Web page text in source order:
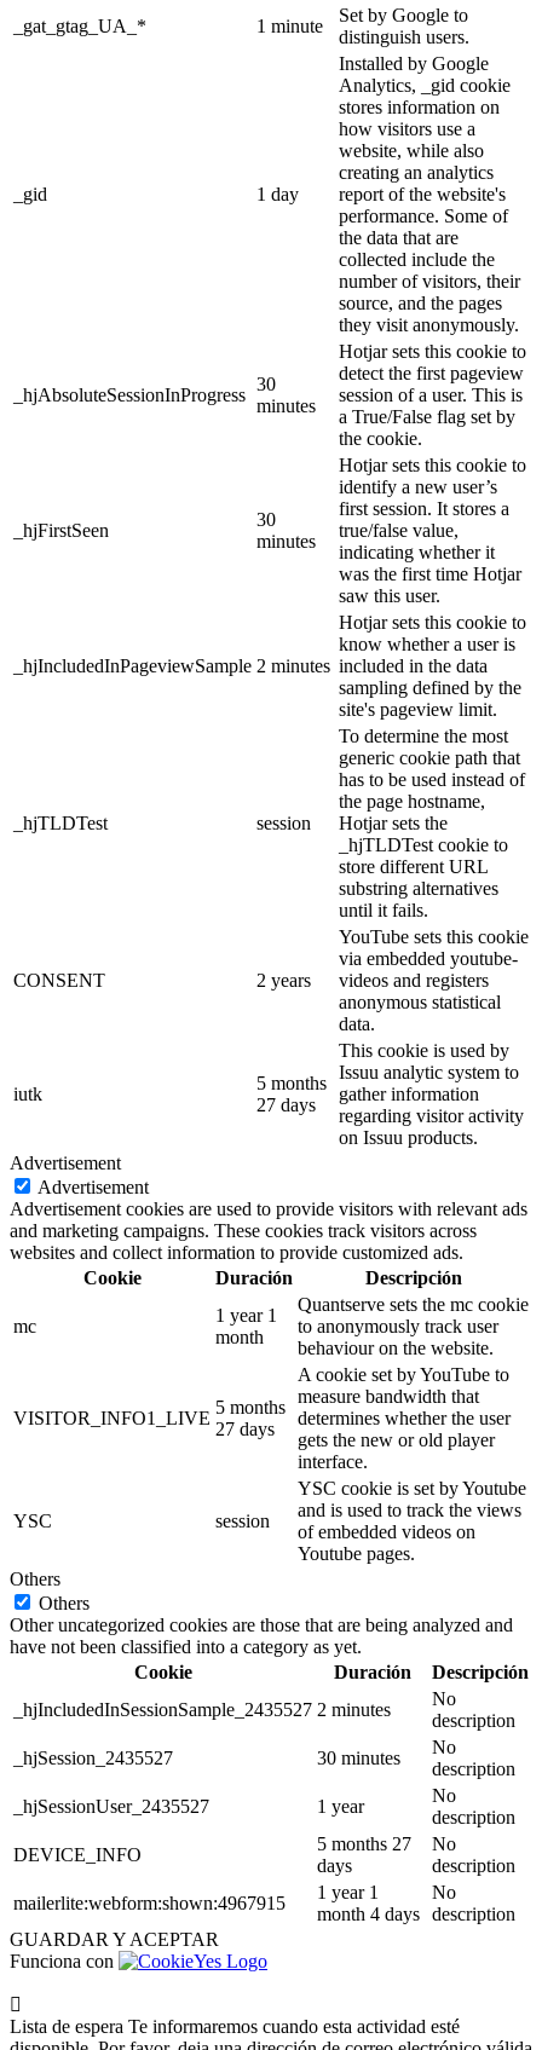
_gat_gtag_UA_*
1 minute
Set by Google to
distinguish users.
_gid 1 day
Installed by Google
Analytics, _gid cookie
stores information on
how visitors use a
website, while also
creating an analytics
report of the website's
performance. Some of
the data that are
collected include the
number of visitors, their
source, and the pages
they visit anonymously.
_hjAbsoluteSessionInProgress
30
minutes
Hotjar sets this cookie to
detect the first pageview
session of a user. This is
a True/False flag set by
the cookie.
_hjFirstSeen
30
minutes
Hotjar sets this cookie to
identify a new user’s
first session. It stores a
true/false value,
indicating whether it
was the first time Hotjar
saw this user.
_hjIncludedInPageviewSample 2 minutes
Hotjar sets this cookie to
know whether a user is
included in the data
sampling defined by the
site's pageview limit.
_hjTLDTest session
To determine the most
generic cookie path that
has to be used instead of
the page hostname,
Hotjar sets the
_hjTLDTest cookie to
store different URL
substring alternatives
until it fails.
CONSENT 2 years
YouTube sets this cookie
via embedded youtube-
videos and registers
anonymous statistical
data.
iutk
5 months
27 days
This cookie is used by
Issuu analytic system to
gather information
regarding visitor activity
on Issuu products.
Advertisement
Advertisement
Advertisement cookies are used to provide visitors with relevant ads
and marketing campaigns. These cookies track visitors across
websites and collect information to provide customized ads.
Cookie
Duración Descripción
mc
1 year 1
month
Quantserve sets the mc cookie
to anonymously track user
behaviour on the website.
VISITOR_INFO1_LIVE
5 months
27 days
A cookie set by YouTube to
measure bandwidth that
determines whether the user
gets the new or old player
interface.
YSC session
YSC cookie is set by Youtube
and is used to track the views
of embedded videos on
Youtube pages.
Others
Others
Other uncategorized cookies are those that are being analyzed and
have not been classified into a category as yet.
Cookie
Duración
Descripción
_hjIncludedInSessionSample_2435527 2 minutes
No
description
_hjSession_2435527
30 minutes
No
description
_hjSessionUser_2435527
1 year
No
description
DEVICE_INFO
5 months 27
days
No
description
mailerlite:webform:shown:4967915
1 year 1
month 4 days
No
description
GUARDAR Y ACEPTAR
Funciona con
Lista de espera Te informaremos cuando esta actividad esté